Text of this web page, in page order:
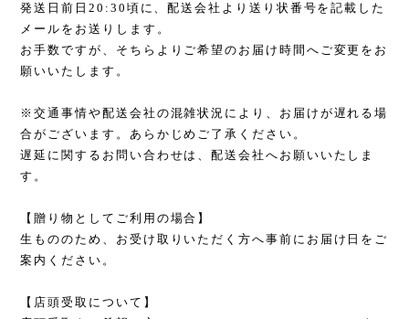
発送日前日20:30頃に、配送会社より送り状番号を記載した
メールをお送りします。
お手数ですが、そちらよりご希望のお届け時間へご変更をお
願いいたします。
※交通事情や配送会社の混雑状況により、お届けが遅れる場
合がございます。あらかじめご了承ください。
遅延に関するお問い合わせは、配送会社へお願いいたしま
す。
【贈り物としてご利用の場合】
生もののため、お受け取りいただく方へ事前にお届け日をご
案内ください。
【店頭受取について】